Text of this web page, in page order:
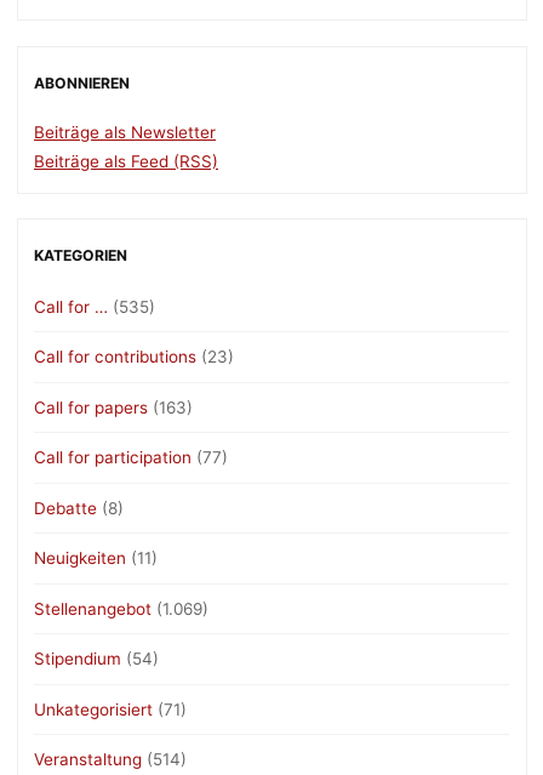
ABONNIEREN
Beiträge als Newsletter
Beiträge als Feed (RSS)
KATEGORIEN
Call for … (535)
Call for contributions (23)
Call for papers (163)
Call for participation (77)
Debatte (8)
Neuigkeiten (11)
Stellenangebot (1.069)
Stipendium (54)
Unkategorisiert (71)
Veranstaltung (514)